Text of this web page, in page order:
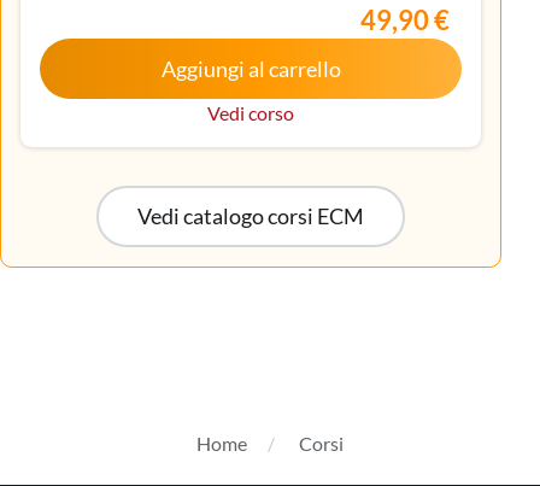
Iscritto nell’elenco speciale ad esaurimento,
Malattie metaboliche e diabetologia, Medicina
interna, Oncologia, Pediatria, Pediatria (Pediatri di
libera scelta), Tecnico sanitario di radiologia medica
49,90 €
Aggiungi al carrello
Vedi corso
Vedi catalogo corsi ECM
Home Corsi